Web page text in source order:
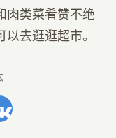
肉类菜肴赞不绝
去逛逛超市。